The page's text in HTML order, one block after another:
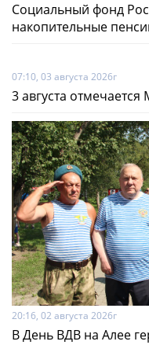
Социальный фонд
накопительные
07:10, 03 августа 2026г
3 августа
20:16, 02 августа 2026г
В День ВДВ на Алее